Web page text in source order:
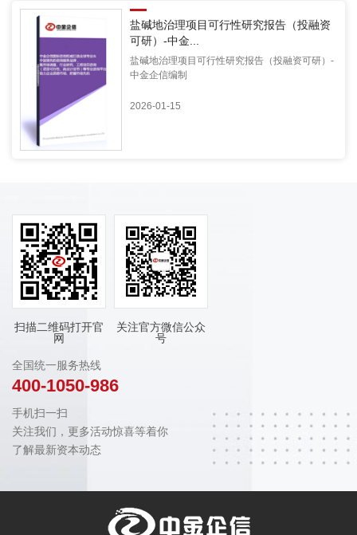
盐碱地治理项目可行性研究报告（投融资
可研）-中金...
盐碱地治理项目可行性研究报告（投融资可研）-
中金企信编制
2026-01-15
扫描二维码打开官
网
关注官方微信公众
号
全国统一服务热线
400-1050-986
手机扫一扫
关注我们，更多活动惊喜等着你
了解最新资本动态